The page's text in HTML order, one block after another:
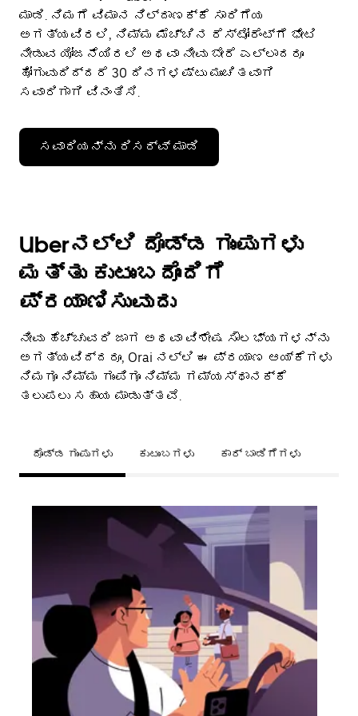
ಮಾಡಿ. ನಿಮಗೆ ವಿಮಾನ ನಿಲ್ದಾಣಕ್ಕೆ ಸಾರಿಗೆಯ
ಅಗತ್ಯವಿರಲಿ, ನಿಮ್ಮ ಮೆಚ್ಚಿನ ರೆಸ್ಟೋರೆಂಟ್‌ಗೆ ಭೇಟಿ
ನೀಡುವ ಯೋಜನೆಯಿರಲಿ ಅಥವಾ ನೀವು ಬೇರೆ ಎಲ್ಲಾದರೂ
ಹೋಗುವುದಿದ್ದರೆ 30 ದಿನಗಳಷ್ಟು ಮುಂಚಿತವಾಗಿ
ಸವಾರಿಗಾಗಿ ವಿನಂತಿಸಿ.
ಸವಾರಿಯನ್ನು ರಿಸರ್ವ್ ಮಾಡಿ
Uberನಲ್ಲಿ ದೊಡ್ಡ ಗುಂಪುಗಳು
ಮತ್ತು ಕುಟುಂಬದೊಂದಿಗೆ
ಪ್ರಯಾಣಿಸುವುದು
ನೀವು ಹೆಚ್ಚುವರಿ ಜಾಗ ಅಥವಾ ವಿಶೇಷ ಸೌಲಭ್ಯಗಳನ್ನು
ಅಗತ್ಯವಿದ್ದರೂ, Orai ನಲ್ಲಿ ಈ ಪ್ರಯಾಣ ಆಯ್ಕೆಗಳು
ನಿಮಗೂ ನಿಮ್ಮ ಗುಂಪಿಗೂ ನಿಮ್ಮ ಗಮ್ಯಸ್ಥಾನಕ್ಕೆ
ತಲುಪಲು ಸಹಾಯ ಮಾಡುತ್ತವೆ.
ದೊಡ್ಡ ಗುಂಪುಗಳು ಕುಟುಂಬಗಳು ಕಾರ್ ಬಾಡಿಗೆಗಳು